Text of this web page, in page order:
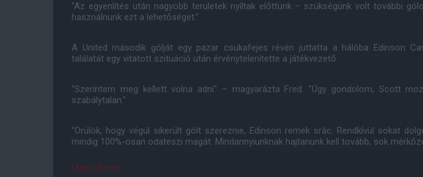
"Az egyenlítés után nagyobb területek nyíltak előttünk – szükségünk volt további
használnunk ezt a lehetőséget."
A United második gólját egy pazar csukafejes révén juttatta a hálóba Edinson
találatát egy vitatott szituáció után érvénytelenítette a játékvezető.
"Szerintem meg kellett volna adni" – magyarázta Fred. "Úgy gondolom, Scott
szabálytalan."
"Örülök, hogy végül sikerült gólt szereznie, Edinson remek srác. Rendkívül sokat
mindig 100%-osan odateszi magát. Mindannyiunknak hajtanunk kell tovább, sok
ManUtd.com